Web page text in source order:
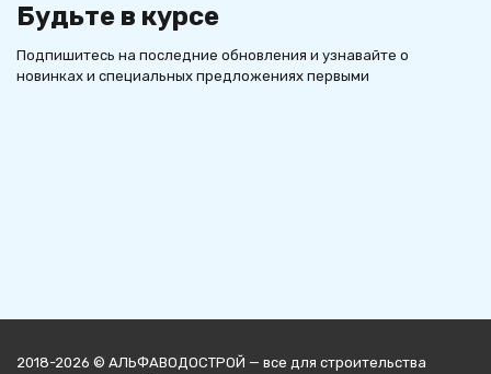
Будьте в курсе
Подпишитесь на последние обновления и узнавайте о
новинках и специальных предложениях первыми
2018-2026 © АЛЬФАВОДОСТРОЙ — все для строительства